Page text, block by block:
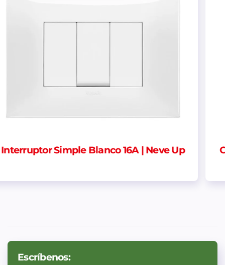
Centro de Carga Sobrepuesto Riel Din 2
Escríbenos: